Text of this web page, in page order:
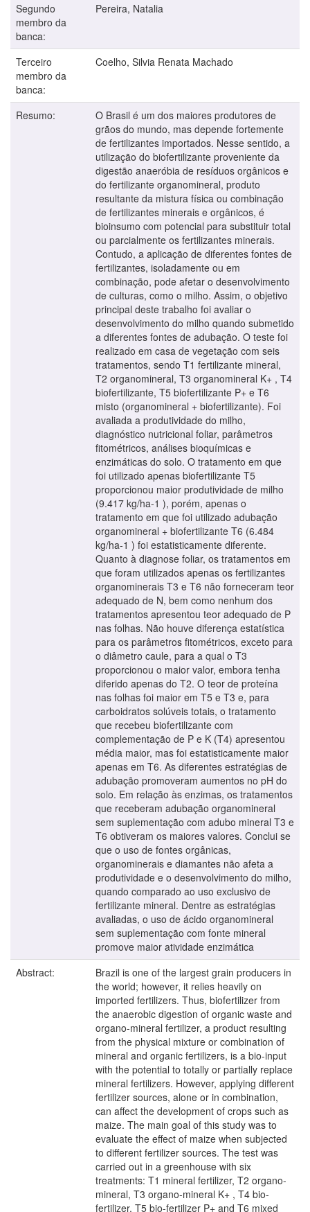
Segundo
membro da
banca:
Pereira, Natalia
Terceiro
membro da
banca:
Coelho, Silvia Renata Machado
Resumo:
O Brasil é um dos maiores produtores de
grãos do mundo, mas depende fortemente
de fertilizantes importados. Nesse sentido, a
utilização do biofertilizante proveniente da
digestão anaeróbia de resíduos orgânicos e
do fertilizante organomineral, produto
resultante da mistura física ou combinação
de fertilizantes minerais e orgânicos, é
bioinsumo com potencial para substituir total
ou parcialmente os fertilizantes minerais.
Contudo, a aplicação de diferentes fontes de
fertilizantes, isoladamente ou em
combinação, pode afetar o desenvolvimento
de culturas, como o milho. Assim, o objetivo
principal deste trabalho foi avaliar o
desenvolvimento do milho quando submetido
a diferentes fontes de adubação. O teste foi
realizado em casa de vegetação com seis
tratamentos, sendo T1 fertilizante mineral,
T2 organomineral, T3 organomineral K+ , T4
biofertilizante, T5 biofertilizante P+ e T6
misto (organomineral + biofertilizante). Foi
avaliada a produtividade do milho,
diagnóstico nutricional foliar, parâmetros
fitométricos, análises bioquímicas e
enzimáticas do solo. O tratamento em que
foi utilizado apenas biofertilizante T5
proporcionou maior produtividade de milho
(9.417 kg/ha-1 ), porém, apenas o
tratamento em que foi utilizado adubação
organomineral + biofertilizante T6 (6.484
kg/ha-1 ) foi estatisticamente diferente.
Quanto à diagnose foliar, os tratamentos em
que foram utilizados apenas os fertilizantes
organominerais T3 e T6 não forneceram teor
adequado de N, bem como nenhum dos
tratamentos apresentou teor adequado de P
nas folhas. Não houve diferença estatística
para os parâmetros fitométricos, exceto para
o diâmetro caule, para a qual o T3
proporcionou o maior valor, embora tenha
diferido apenas do T2. O teor de proteína
nas folhas foi maior em T5 e T3 e, para
carboidratos solúveis totais, o tratamento
que recebeu biofertilizante com
complementação de P e K (T4) apresentou
média maior, mas foi estatisticamente maior
apenas em T6. As diferentes estratégias de
adubação promoveram aumentos no pH do
solo. Em relação às enzimas, os tratamentos
que receberam adubação organomineral
sem suplementação com adubo mineral T3 e
T6 obtiveram os maiores valores. Conclui se
que o uso de fontes orgânicas,
organominerais e diamantes não afeta a
produtividade e o desenvolvimento do milho,
quando comparado ao uso exclusivo de
fertilizante mineral. Dentre as estratégias
avaliadas, o uso de ácido organomineral
sem suplementação com fonte mineral
promove maior atividade enzimática
Abstract:
Brazil is one of the largest grain producers in
the world; however, it relies heavily on
imported fertilizers. Thus, biofertilizer from
the anaerobic digestion of organic waste and
organo-mineral fertilizer, a product resulting
from the physical mixture or combination of
mineral and organic fertilizers, is a bio-input
with the potential to totally or partially replace
mineral fertilizers. However, applying different
fertilizer sources, alone or in combination,
can affect the development of crops such as
maize. The main goal of this study was to
evaluate the effect of maize when subjected
to different fertilizer sources. The test was
carried out in a greenhouse with six
treatments: T1 mineral fertilizer, T2 organo-
mineral, T3 organo-mineral K+ , T4 bio-
fertilizer, T5 bio-fertilizer P+ and T6 mixed